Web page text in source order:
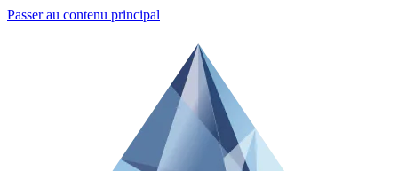
Passer au contenu principal